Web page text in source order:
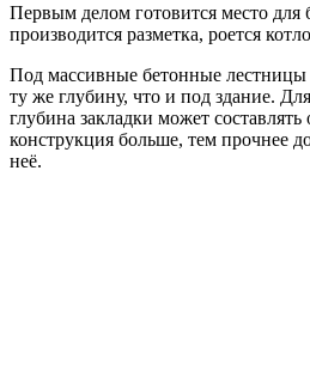
Первым делом готовится место для
производится разметка, роется
Под массивные бетонные лестницы
ту же глубину, что и под здание.
глубина закладки может
конструкция больше, тем прочнее
неё.